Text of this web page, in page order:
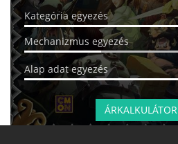
Kategória egyezés
Mechanizmus egyezés
Alap adat egyezés
ÁRKALKULÁTOR